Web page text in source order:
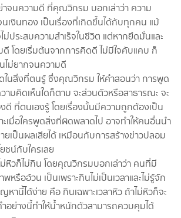
จนความดี ที่คุณวิกรม บอกเล่าว่า ความ
เงินทอง เป็นเรื่องที่เกิดขึ้นได้กับทุกคน แม้
ม่ประสบความสำเร็จในชีวิต แต่หากยึดมั่นและ
ดี โดยเริ่มต้นจากการคิดดี ไม่มีใจคับแคบ ก็
ไม่ยากจนความดี
นสิ่งที่ตนรู้ ซึ่งคุณวิกรม ให้คำสอนว่า การพูด
ามคิดเห็นใดก็ตาม จะส่วนตัวหรือสาธารณะ จะ
ดี ที่ตนเองรู้ โดยเรื่องนั้นมีความถูกต้องเป็น
เมื่อใครพูดสิ่งที่ผิดพลาดไป อาจทำให้คนอื่นนำ
ายเป็นผลเสียได้ เหมือนกับการสร้างข่าวปลอม
ชน์กับใครเลย
หิวก็ไม่กิน โดยคุณวิกรมบอกเล่าว่า คนที่มี
หรืออ้วน เป็นเพราะกินไม่เป็นเวลาและไม่รู้จัก
านี้ได้ง่าย คือ กินเฉพาะเวลาหิว ถ้าไม่หิวก็จะ
อย่างนี้ทำให้น้ำหนักตัวสามารถควบคุมได้